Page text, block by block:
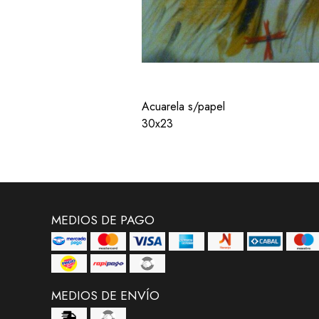
Acuarela s/papel
30x23
MEDIOS DE PAGO
MEDIOS DE ENVÍO